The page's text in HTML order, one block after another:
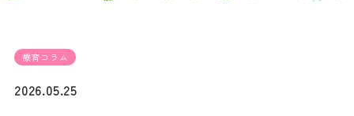
療育コラム
2026.05.25